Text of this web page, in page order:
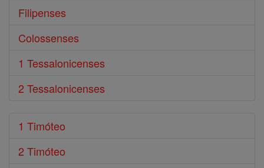
Filipenses
Colossenses
1 Tessalonicenses
2 Tessalonicenses
1 Timóteo
2 Timóteo